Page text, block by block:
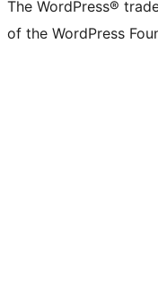
The WordPress®
of the WordPress